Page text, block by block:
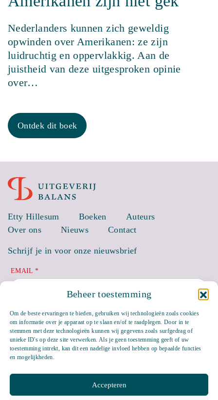
Beheer toestemming
Om de beste ervaringen te bieden, gebruiken wij technologieën zoals cookies
om informatie over je apparaat op te slaan en/of te raadplegen. Door in te
stemmen met deze technologieën kunnen wij gegevens zoals surfgedrag of
unieke ID's op deze site verwerken. Als je geen toestemming geeft of uw
toestemming intrekt, kan dit een nadelige invloed hebben op bepaalde functies
en mogelijkheden.
Accepteren
Nederlanders kunnen zich geweldig
opwinden over Amerikanen: ze zijn
luidruchtig en oppervlakkig. Aan de
juistheid van deze uitgesproken opinie
over…
Ontdek dit boek
Etty Hillesum Boeken
Auteurs
Over ons
Nieuws Contact
Schrijf je in voor onze nieuwsbrief
EMAIL *
Bluesky